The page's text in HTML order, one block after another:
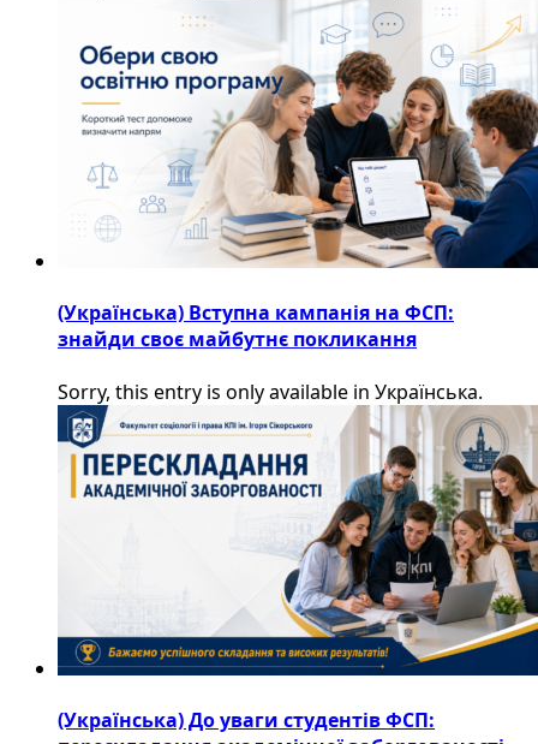
(Українська) Вступна кампанія на ФСП:
знайди своє майбутнє покликання
Sorry, this entry is only available in Українська.
(Українська) До уваги студентів ФСП: